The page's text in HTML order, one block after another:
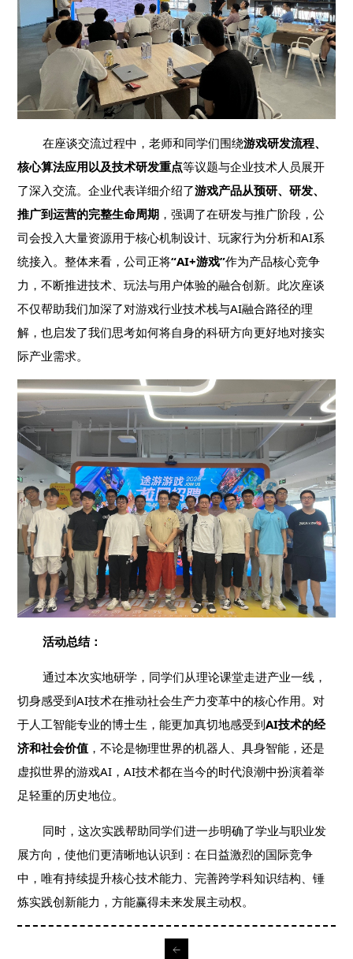
在座谈交流过程中，老师和同学们围绕游戏研发流程、
核心算法应用以及技术研发重点等议题与企业技术人员展开
了深入交流。企业代表详细介绍了游戏产品从预研、研发、
推广到运营的完整生命周期 ，强调了在研发与推广阶段，公
司会投入大量资源用于核心机制设计、玩家行为分析和AI系
统接入。整体来看，公司正将“AI+游戏”作为产品核心竞争
力，不断推进技术、玩法与用户体验的融合创新。此次座谈
不仅帮助我们加深了对游戏行业技术栈与AI融合路径的理
解，也启发了我们思考如何将自身的科研方向更好地对接实
际产业需求。
活动总结：
通过本次实地研学，同学们从理论课堂走进产业一线，
切身感受到AI技术在推动社会生产力变革中的核心作用。对
于人工智能专业的博士生，能更加真切地感受到AI技术的经
济和社会价值 ，不论是物理世界的机器人、具身智能，还是
虚拟世界的游戏AI，AI技术都在当今的时代浪潮中扮演着举
足轻重的历史地位。
同时，这次实践帮助同学们进一步明确了学业与职业发
展方向，使他们更清晰地认识到：在日益激烈的国际竞争
中，唯有持续提升核心技术能力、完善跨学科知识结构、锤
炼实践创新能力，方能赢得未来发展主动权。